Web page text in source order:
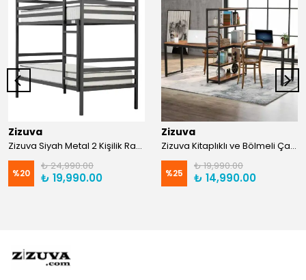
Zizuva
Zizuva Siyah Metal 2 Kişilik Ranza | TR0011-F
%20
₺ 24,990.00
₺ 19,990.00
Zizuva
Zizuva Kitaplıklı ve Bölmeli Çalışma Masası | CM1021-F-Suntalam
%25
₺ 19,990.00
₺ 14,990.00